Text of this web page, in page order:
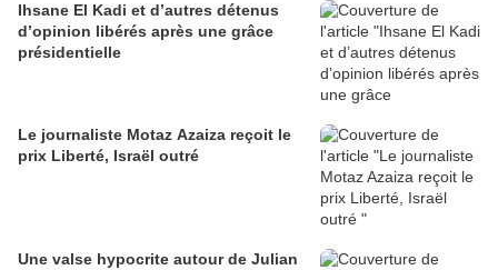
Ihsane El Kadi et d’autres détenus
d’opinion libérés après une grâce
présidentielle
Le journaliste Motaz Azaiza reçoit le
prix Liberté, Israël outré
Une valse hypocrite autour de Julian